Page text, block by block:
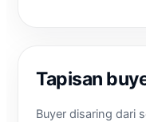
Tapisan
Buyer disaring dari